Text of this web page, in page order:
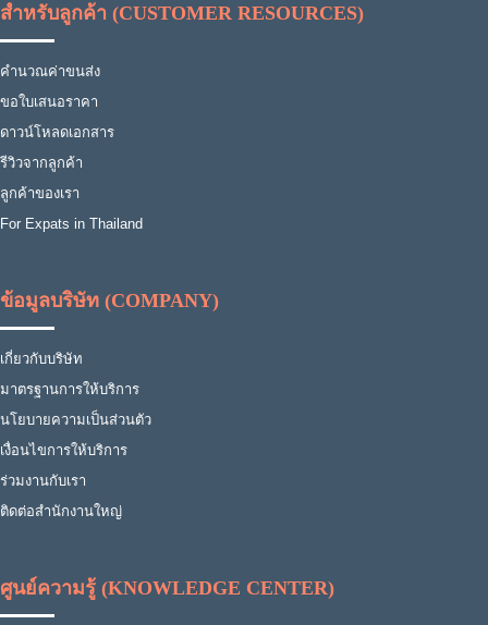
สำหรับลูกค้า (CUSTOMER RESOURCES)
คำนวณค่าขนส่ง
ขอใบเสนอราคา
ดาวน์โหลดเอกสาร
รีวิวจากลูกค้า
ลูกค้าของเรา
For Expats in Thailand
ข้อมูลบริษัท (COMPANY)
เกี่ยวกับบริษัท
มาตรฐานการให้บริการ
นโยบายความเป็นส่วนตัว
เงื่อนไขการให้บริการ
ร่วมงานกับเรา
ติดต่อสำนักงานใหญ่
ศูนย์ความรู้ (KNOWLEDGE CENTER)